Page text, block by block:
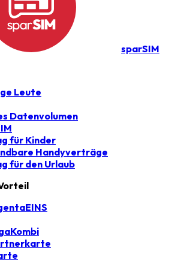
sparSIM
Leute
Datenvolumen
für Kinder
Handyverträge
für den Urlaub